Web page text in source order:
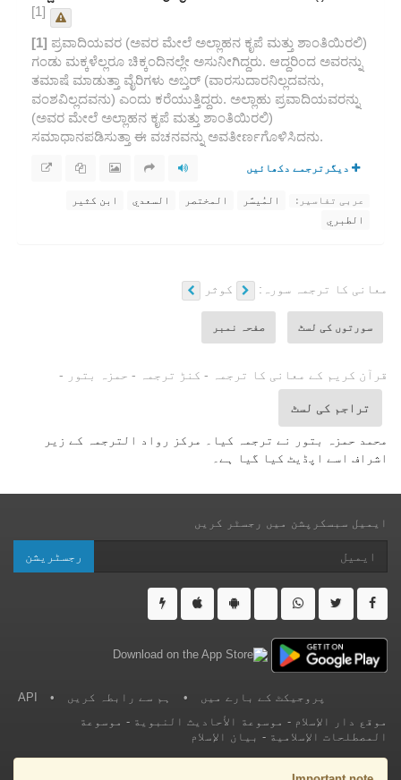
[1]
[1] ಪ್ರವಾದಿಯವರ (ಅವರ ಮೇಲೆ ಅಲ್ಲಾಹನ ಕೃಪೆ ಮತ್ತು ಶಾಂತಿಯಿರಲಿ)
ಗಂಡು ಮಕ್ಕಳೆಲ್ಲರೂ ಚಿಕ್ಕಂದಿನಲ್ಲೇ ಅಸುನೀಗಿದ್ದರು. ಆದ್ದರಿಂದ ಅವರನ್ನು
ತಮಾಷೆ ಮಾಡುತ್ತಾ ವೈರಿಗಳು ಅಬ್ತರ್ (ವಾರಸುದಾರನಿಲ್ಲದವನು,
ವಂಶವಿಲ್ಲದವನು) ಎಂದು ಕರೆಯುತ್ತಿದ್ದರು. ಅಲ್ಲಾಹು ಪ್ರವಾದಿಯವರನ್ನು
(ಅವರ ಮೇಲೆ ಅಲ್ಲಾಹನ ಕೃಪೆ ಮತ್ತು ಶಾಂತಿಯಿರಲಿ)
ಸಮಾಧಾನಪಡಿಸುತ್ತಾ ಈ ವಚನವನ್ನು ಅವತೀರ್ಣಗೊಳಿಸಿದನು.
دیگرترجمے دکھائیں
عربی تفاسیر: المُيسَّر المختصر السعدي
ابن كثير
الطبري
معانی کا ترجمہ سورہ: کوثر
سورتوں کی لسٹ صفحہ نمبر
قرآن کریم کے معانی کا ترجمہ - کنڑ ترجمہ - حمزہ بتور -
تراجم کی لسٹ
محمد حمزہ بتور نے ترجمہ کیا۔ مرکز رواد الترجمہ کے زیر
اشراف اسے اپڈیٹ کیا گیا ہے۔
ایمیل سبسکرپشن میں رجسٹر کریں
رجسٹریشن
پروجیکٹ کے بارے میں • ہم سے رابطہ کریں •
API
موقع دار الإسلام - موسوعة الأحاديث النبوية - موسوعة
المصطلحات الإسلامية - بيان الإسلام